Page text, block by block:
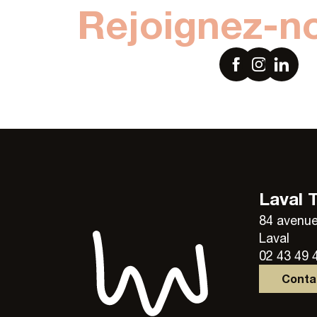
Rejoignez-
Laval
84
Laval
02 43 49